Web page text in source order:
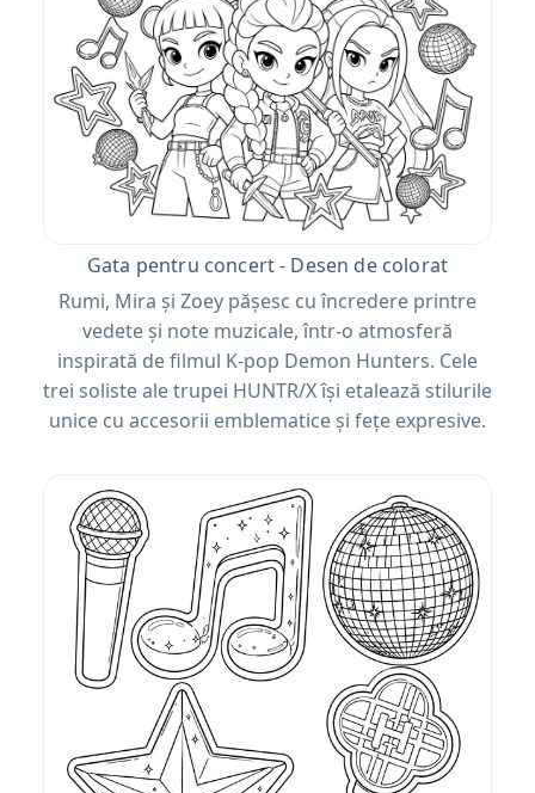
Gata pentru concert - Desen de colorat
Rumi, Mira și Zoey pășesc cu încredere printre
vedete și note muzicale, într-o atmosferă
inspirată de filmul K-pop Demon Hunters. Cele
trei soliste ale trupei HUNTR/X își etalează stilurile
unice cu accesorii emblematice și fețe expresive.